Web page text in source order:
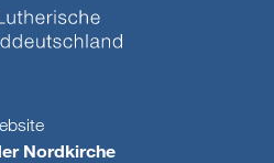
Nordkirche